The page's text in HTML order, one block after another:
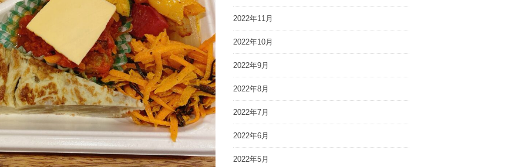
2022年11月
2022年10月
2022年9月
2022年8月
2022年7月
2022年6月
2022年5月